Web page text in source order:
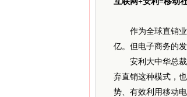
作为全球直销业
亿。但电子商务的
安利大中华总裁
弃直销这种模式，
势、有效利用移动